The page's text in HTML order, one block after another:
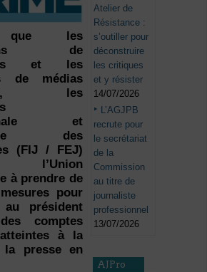
que les
de
et les
de médias
les
et
des
(FIJ / FEJ)
l’Union
à prendre de
pour
au président
comptes
à la
la presse en
Atelier de
Résistance :
s’outiller pour
déconstruire
les critiques
et y résister
14/07/2026
L’AGJPB
recrute pour
le secrétariat
de la
Commission
au titre de
journaliste
professionnel
13/07/2026
AJPro